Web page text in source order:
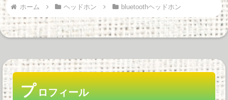
ホーム ヘッドホン bluetoothヘッドホン
プロフィール